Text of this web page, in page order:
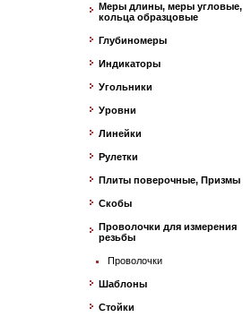
Меры длины, меры угловые,
кольца образцовые
Глубиномеры
Индикаторы
Угольники
Уровни
Линейки
Рулетки
Плиты поверочные, Призмы
Скобы
Проволочки для измерения
резьбы
Проволочки
Шаблоны
Стойки